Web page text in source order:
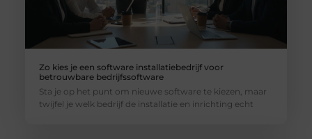
Zo kies je een software installatiebedrijf voor
betrouwbare bedrijfssoftware
Sta je op het punt om nieuwe software te kiezen, maar
twijfel je welk bedrijf de installatie en inrichting echt